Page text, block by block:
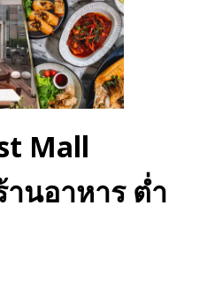
Mall
นอาหาร ต่ำ